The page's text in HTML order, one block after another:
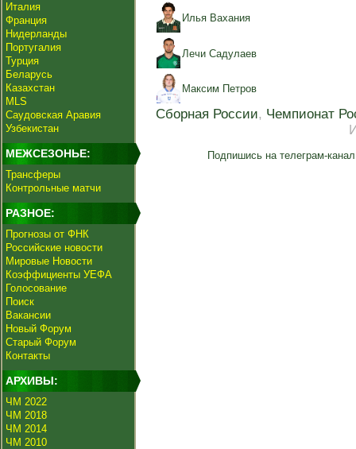
Италия
Франция
Нидерланды
Португалия
Турция
Беларусь
Казахстан
MLS
Саудовская Аравия
Узбекистан
МЕЖСЕЗОНЬЕ:
Трансферы
Контрольные матчи
РАЗНОЕ:
Прогнозы от ФНК
Российские новости
Мировые Новости
Коэффициенты УЕФА
Голосование
Поиск
Вакансии
Новый Форум
Старый Форум
Контакты
АРХИВЫ:
ЧМ 2022
ЧМ 2018
ЧМ 2014
ЧМ 2010
Илья Вахания
Лечи Садулаев
Максим Петров
Сборная России, Чемпионат
Подпишись на телеграм-